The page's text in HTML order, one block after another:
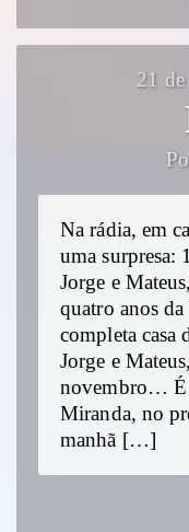
21
Na rádia, em
uma surpresa:
Jorge e
quatro anos
completa casa
Jorge e
novembro… É
Miranda, no
manhã […]